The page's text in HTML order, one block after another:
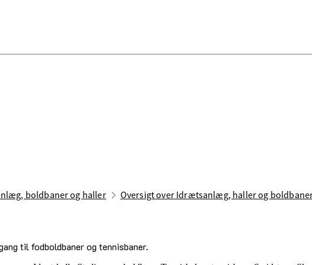
boldbaner og haller Oversigt over Idrætsanlæg, haller og
til fodboldbaner og tennisbaner.